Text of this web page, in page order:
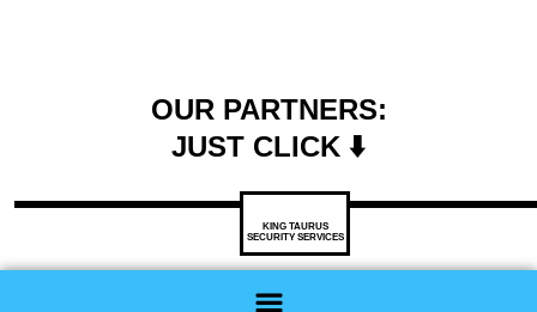
OUR PARTNERS:
JUST CLICK ⬇️
KING TAURUS
SECURITY SERVICES
Menu